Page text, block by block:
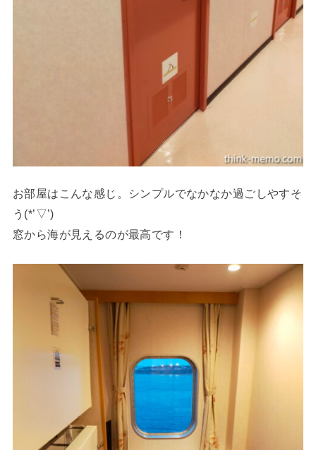
お部屋はこんな感じ。シンプルでなかなか過ごしやすそ
う(*’▽’)
窓から海が見えるのが最高です！